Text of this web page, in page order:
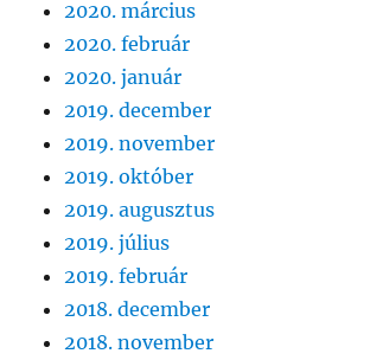
2020. március
2020. február
2020. január
2019. december
2019. november
2019. október
2019. augusztus
2019. július
2019. február
2018. december
2018. november